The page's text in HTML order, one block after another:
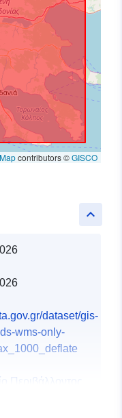
contributors ©GISCO
keyboard_arrow_up
dataset/gis-
wms-only-
Περιβάλλοντος